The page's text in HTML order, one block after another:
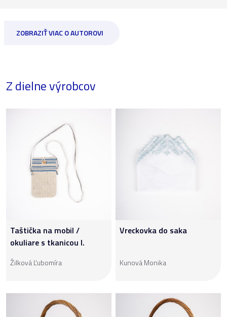
ZOBRAZIŤ VIAC O AUTOROVI
Z dielne výrobcov
Taštička na mobil /
okuliare s tkanicou I.
Žilková Ľubomíra
Vreckovka do saka
Kunová Monika